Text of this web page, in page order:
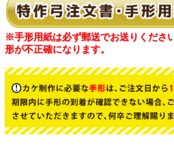
※手形用紙は必ず郵送でお送りくださ
形が不正確になります。